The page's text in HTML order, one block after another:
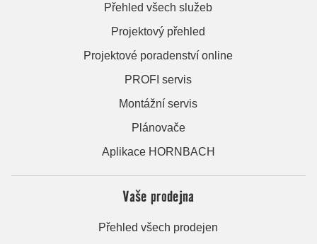
Přehled všech služeb
Projektový přehled
Projektové poradenství online
PROFI servis
Montážní servis
Plánovače
Aplikace HORNBACH
Vaše prodejna
Přehled všech prodejen